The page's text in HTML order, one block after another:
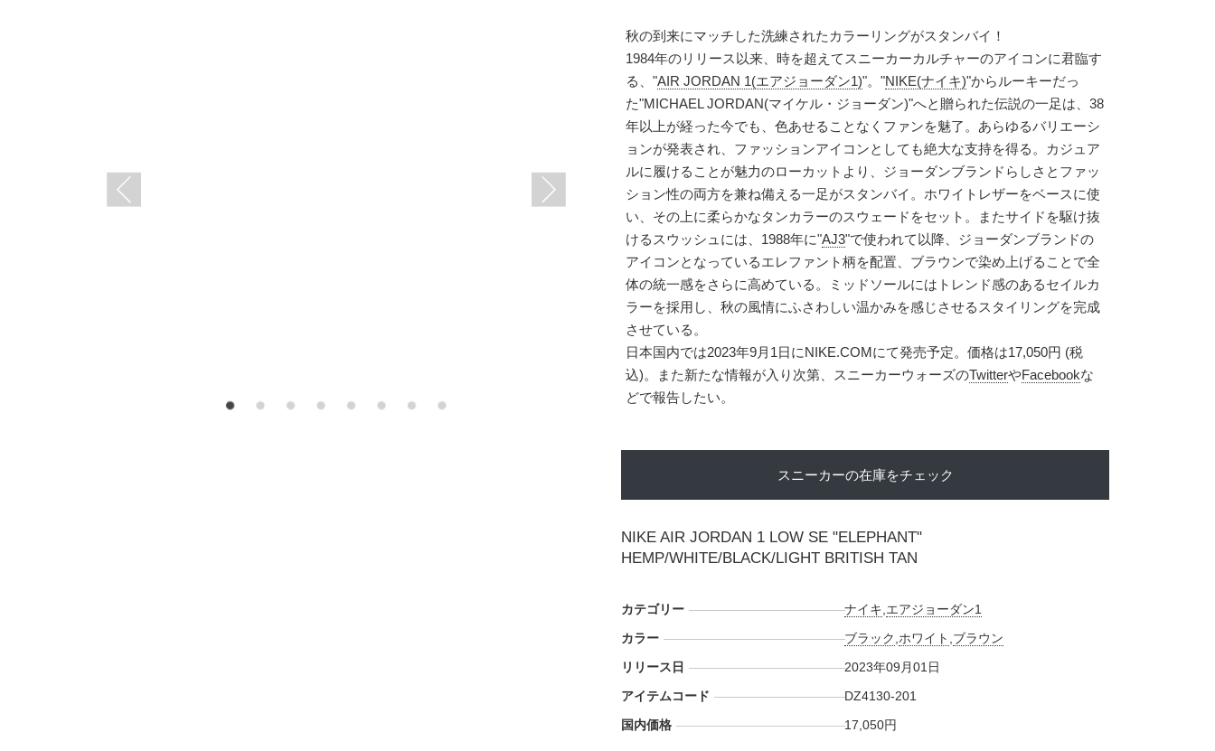
秋の到来にマッチした洗練されたカラーリングがスタンバイ！
1984年のリリース以来、時を超えてスニーカーカルチャーのアイコンに君臨す
る、"AIR JORDAN 1(エアジョーダン1)"。"NIKE(ナイキ)"からルーキーだっ
た"MICHAEL JORDAN(マイケル・ジョーダン)"へと贈られた伝説の一足は、38
年以上が経った今でも、色あせることなくファンを魅了。あらゆるバリエーシ
ョンが発表され、ファッションアイコンとしても絶大な支持を得る。カジュア
ルに履けることが魅力のローカットより、ジョーダンブランドらしさとファッ
ション性の両方を兼ね備える一足がスタンバイ。ホワイトレザーをベースに使
い、その上に柔らかなタンカラーのスウェードをセット。またサイドを駆け抜
けるスウッシュには、1988年に"AJ3"で使われて以降、ジョーダンブランドの
アイコンとなっているエレファント柄を配置、ブラウンで染め上げることで全
体の統一感をさらに高めている。ミッドソールにはトレンド感のあるセイルカ
ラーを採用し、秋の風情にふさわしい温かみを感じさせるスタイリングを完成
させている。
日本国内では2023年9月1日にNIKE.COMにて発売予定。価格は17,050円 (税
込)。また新たな情報が入り次第、スニーカーウォーズのTwitterやFacebookな
どで報告したい。
スニーカーの在庫をチェック
NIKE AIR JORDAN 1 LOW SE "ELEPHANT"
HEMP/WHITE/BLACK/LIGHT BRITISH TAN
カテゴリー ナイキ エアジョーダン1
カラー
ブラック ホワイト ブラウン
リリース日
2023年09月01日
アイテムコード
DZ4130-201
国内価格
17,050円